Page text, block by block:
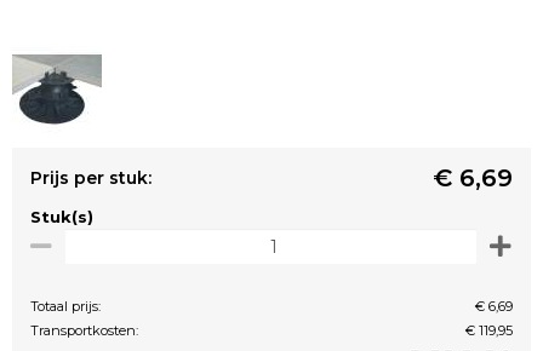
Prijs per stuk: € 6,69
Stuk(s)
Totaal prijs:
€ 6,69
Transportkosten:
€ 119,95